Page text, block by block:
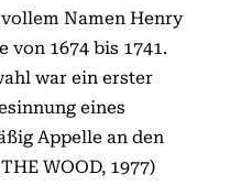
Namen Henry
1674 bis 1741.
war ein erster
eines
Appelle an den
WOOD, 1977)